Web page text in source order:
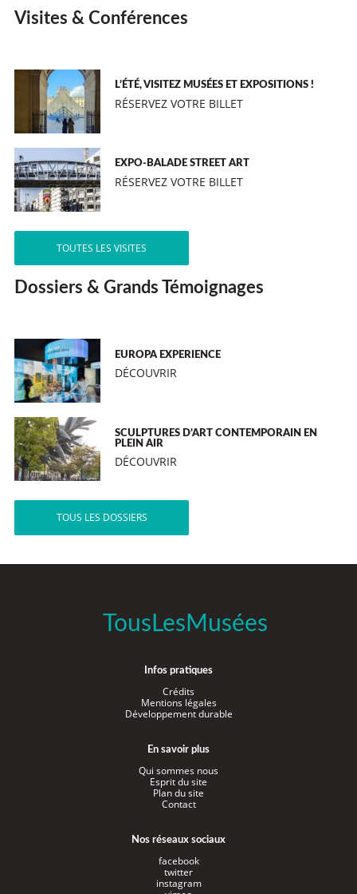
Visites & Conférences
L’ÉTÉ, VISITEZ MUSÉES ET EXPOSITIONS !
RÉSERVEZ VOTRE BILLET
EXPO-BALADE STREET ART
RÉSERVEZ VOTRE BILLET
TOUTES LES VISITES
Dossiers & Grands Témoignages
EUROPA EXPERIENCE
DÉCOUVRIR
SCULPTURES D’ART CONTEMPORAIN EN
PLEIN AIR
DÉCOUVRIR
TOUS LES DOSSIERS
TousLesMusées
Infos pratiques
Crédits
Mentions légales
Développement durable
En savoir plus
Qui sommes nous
Esprit du site
Plan du site
Contact
Nos réseaux sociaux
facebook
twitter
instagram